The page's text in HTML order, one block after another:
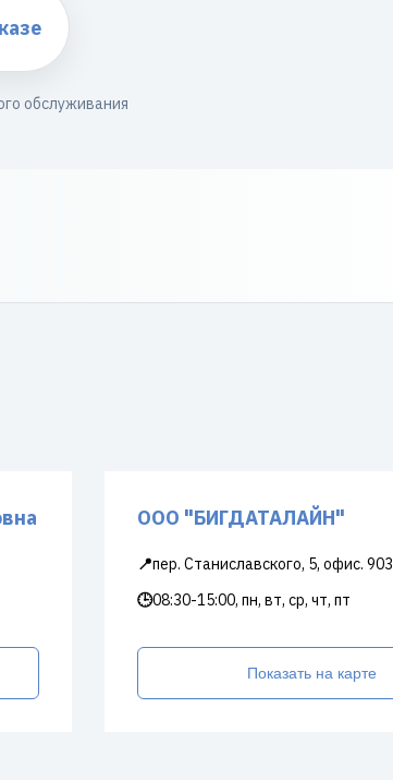
обслуживания
ООО "БИГДАТАЛАЙН"
📍пер. Станиславского, 5, офис. 903
🕒08:30-15:00, пн, вт, ср, чт, пт
Показать на карте